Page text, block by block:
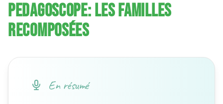
PEDAGOSCOPE: LES FAMILLES
RECOMPOSÉES
En résumé